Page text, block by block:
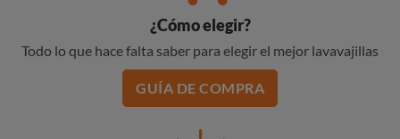
¿Cómo elegir?
Todo lo que hace falta saber para elegir el mejor lavavajillas
GUÍA DE COMPRA